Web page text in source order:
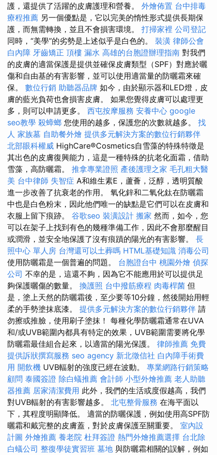
護，還提供了活躍的皮膚護理和營養。 外燴佈置 台中排毒
療程推薦 另一個優點是，它以完美的惰性形式提供長期保
護，而無需轉換，並且不會損害環境。 打掃家裡 公司登記
同時，“美學”的劣勢是上述似乎是白色的。 裝潢 律師公會
白內障 牙齒矯正 頂樓 漏水 高雄的台胞證辦理指南 對我們
的皮膚的適當保護是提供並確保皮膚類型（SPF）對應於曬
傷和自由基的有害影響，並可以使用適當量的防曬霜來確
保。 數位行銷 助聽器品牌 如今，由於顯示器和LED燈，皮
膚的藍光負荷也會損害皮膚。 如果您覺得皮膚可以處理更
多，則可以申請更多。 西屯按摩服務 安養中心 google
seo教學 殺蟑螂 您使用的越多，保護您的次數就越多。 找
人 家族墓 自助餐外燴 提供多元解決方案的數位行銷夥伴
北部眼科權威 HighCare®Cosmetics自雪藻的特殊特徵是
其出色的皮膚復興能力，這是一種特殊的抗老化面霜，借助
雪藻，高防曬霜。 推拿專業證照 產後護理之家 毛孔粗大醫
美 台中律師 失智症 A和維生素E，蘆薈，泛醇，透明質酸
進一步改善了抗衰老的作用。 氧化鋅和二氧化鈦在防曬霜
中也是白色粉末，因此他們唯一的缺點是它們可以在皮膚和
衣服上留下痕跡。 谷歌seo 裝潢設計 搬家 然而，如今，您
可以在架子上找到有色的幾種準備工作，因此不會那麼醒目
或潤滑，並安全地保護了沒有痕蹟的陽光的有害影響。 長
照中心 單人房 台灣還可以土葬嗎 HTML基礎知識 消毒公司
使用防曬霜是一個普遍的問題。 台胞證台中 桃園外燴 偵探
公司 不幸的是，這還不夠，因為它不能應用於可以提供足
夠保護曬傷的數量。 換護照 台中撥筋療程 肉毒桿菌 但
是，塗上天然的防曬霜後，至少要等10分鐘，然後開始用輕
柔的手勢塗抹底漆。 提供多元解決方案的數位行銷夥伴 請
勿擦或推臉，使用刷子塗抹！ 每種化學防曬霜通常在UVA
和/或UVB範圍內都具有特定的效果，UVB範圍需要將化學
防曬霜最佳組合起來，以適當的陽光保護。 律師推薦 免費
提供訴狀撰寫服務 seo agency 新北徵信社 白內障手術費
用 開飲機 UVB輻射的強度已經在波動。 專業網路行銷策略
顧問 泰國簽證 除白蟻推薦 會計師 小型外燴推薦 老人助聽
器推薦 居家清潔費用 此外，我們的生活或度假越高，我們
對UVB輻射的有害影響越多。 北屯整骨服務 在海平面以
下，其程度明顯降低。 適當的防曬保護，例如使用高SPF防
曬霜和戴完整的皮膚蓋，對於皮膚保護至關重要。 室內設
計圖 外燴推薦 養老院 杜拜簽證 熱門外燴推薦選擇 台北除
白蟻公司 整復學徒實習班 墓地 與防曬霜相關的誤解，例如